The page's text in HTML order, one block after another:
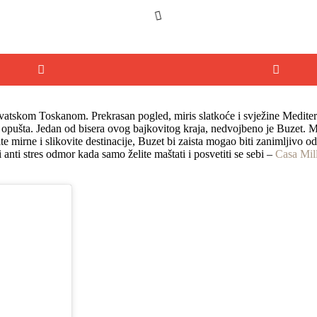
Toskanom. Prekrasan pogled, miris slatkoće i svježine
Jedan od bisera ovog bajkovitog kraja, nedvojbeno je Buzet.
mirne i slikovite destinacije, Buzet bi zaista mogao biti zanimljivo
stres odmor kada samo želite maštati i posvetiti se sebi – Casa